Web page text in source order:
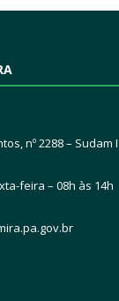
nº 2288 – Sudam I
feira – 08h às 14h
gov.br